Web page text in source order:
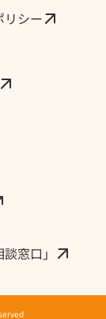
リシー
窓口」